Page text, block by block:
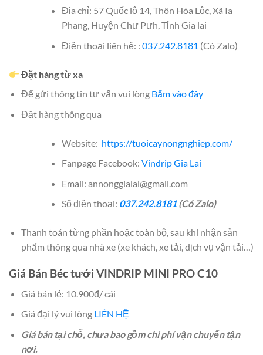
Địa chỉ: 57 Quốc lộ 14, Thôn Hòa Lộc, Xã Ia
Phang, Huyện Chư Pưh, Tỉnh Gia lai
Điện thoại liên hệ: : 037.242.8181 (Có Zalo)
Đặt hàng từ xa
Để gửi thông tin tư vấn vui lòng Bấm vào đây
Đặt hàng thông qua
Website: https://tuoicaynongnghiep.com/
Fanpage Facebook: Vindrip Gia Lai
Email: annonggialai@gmail.com
Số điện thoại: 037.242.8181(Có Zalo)
Thanh toán từng phần hoặc toàn bộ, sau khi nhận sản
phẩm thông qua nhà xe (xe khách, xe tải, dịch vụ vận tải…)
Giá Bán Béc tưới VINDRIP MINI PRO C10
Giá bán lẻ: 10.900đ/ cái
Giá đại lý vui lòng LIÊN HỆ
Giá bán tại chỗ, chưa bao gồm chi phí vận chuyển tận
nơi.